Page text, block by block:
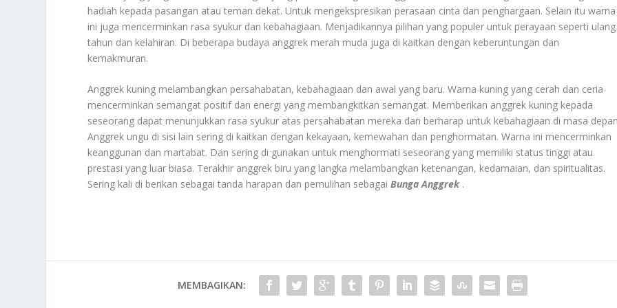
hadiah kepada pasangan atau teman dekat. Untuk mengekspresikan perasaan cinta dan penghargaan. Selain itu warna
ini juga mencerminkan rasa syukur dan kebahagiaan. Menjadikannya pilihan yang populer untuk perayaan seperti ulang
tahun dan kelahiran. Di beberapa budaya anggrek merah muda juga di kaitkan dengan keberuntungan dan
kemakmuran.
Anggrek kuning melambangkan persahabatan, kebahagiaan dan awal yang baru. Warna kuning yang cerah dan ceria
mencerminkan semangat positif dan energi yang membangkitkan semangat. Memberikan anggrek kuning kepada
seseorang dapat menunjukkan rasa syukur atas persahabatan mereka dan berharap untuk kebahagiaan di masa
Anggrek ungu di sisi lain sering di kaitkan dengan kekayaan, kemewahan dan penghormatan. Warna ini mencerminkan
keanggunan dan martabat. Dan sering di gunakan untuk menghormati seseorang yang memiliki status tinggi atau
prestasi yang luar biasa. Terakhir anggrek biru yang langka melambangkan ketenangan, kedamaian, dan spiritualitas.
Sering kali di berikan sebagai tanda harapan dan pemulihan sebagai Bunga Anggrek.
MEMBAGIKAN: